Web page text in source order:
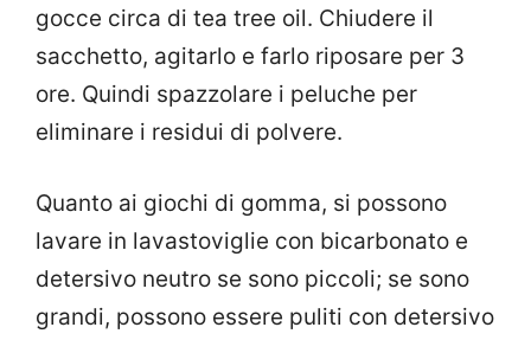
gocce circa di tea tree oil. Chiudere il
sacchetto, agitarlo e farlo riposare per 3
ore. Quindi spazzolare i peluche per
eliminare i residui di polvere.
Quanto ai giochi di gomma, si possono
lavare in lavastoviglie con bicarbonato e
detersivo neutro se sono piccoli; se sono
grandi, possono essere puliti con detersivo